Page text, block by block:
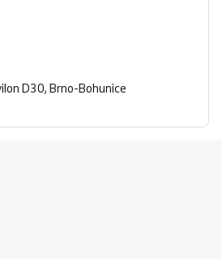
D30, Brno-Bohunice